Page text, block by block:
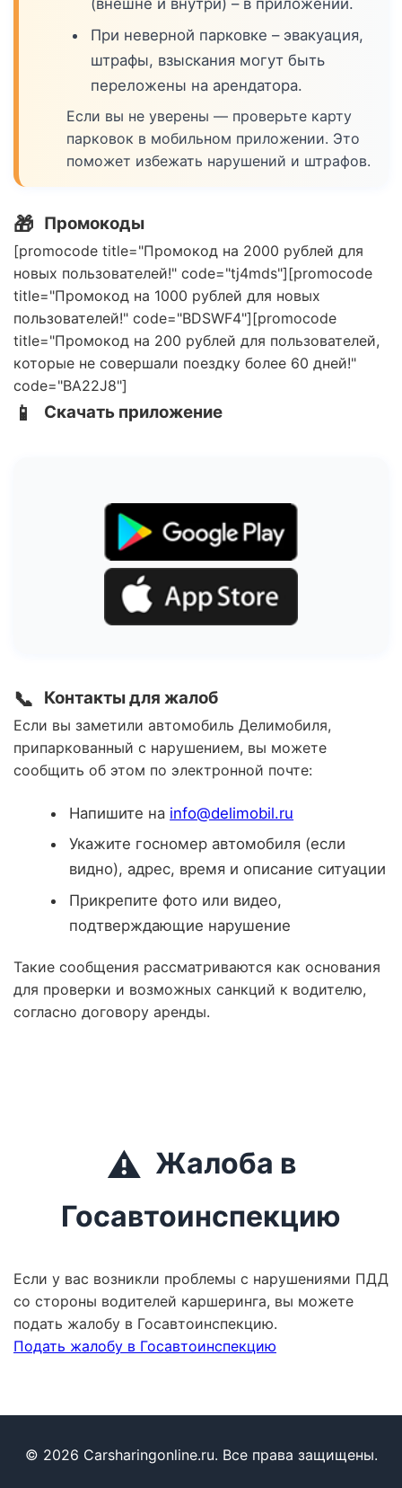
(внешне и внутри) – в приложении.
При неверной парковке – эвакуация,
штрафы, взыскания могут быть
переложены на арендатора.
Если вы не уверены — проверьте карту
парковок в мобильном приложении. Это
поможет избежать нарушений и штрафов.
🎁 Промокоды
[promocode title="Промокод на 2000 рублей для
новых пользователей!" code="tj4mds"][promocode
title="Промокод на 1000 рублей для новых
пользователей!" code="BDSWF4"][promocode
title="Промокод на 200 рублей для пользователей,
которые не совершали поездку более 60 дней!"
code="BA22J8"]
📱 Скачать приложение
📞 Контакты для жалоб
Если вы заметили автомобиль Делимобиля,
припаркованный с нарушением, вы можете
сообщить об этом по электронной почте:
Напишите на info@delimobil.ru
Укажите госномер автомобиля (если
видно), адрес, время и описание ситуации
Прикрепите фото или видео,
подтверждающие нарушение
Такие сообщения рассматриваются как основания
для проверки и возможных санкций к водителю,
согласно договору аренды.
⚠️ Жалоба в
Госавтоинспекцию
Если у вас возникли проблемы с нарушениями ПДД
со стороны водителей каршеринга, вы можете
подать жалобу в Госавтоинспекцию.
Подать жалобу в Госавтоинспекцию
© 2026 Carsharingonline.ru. Все права защищены.